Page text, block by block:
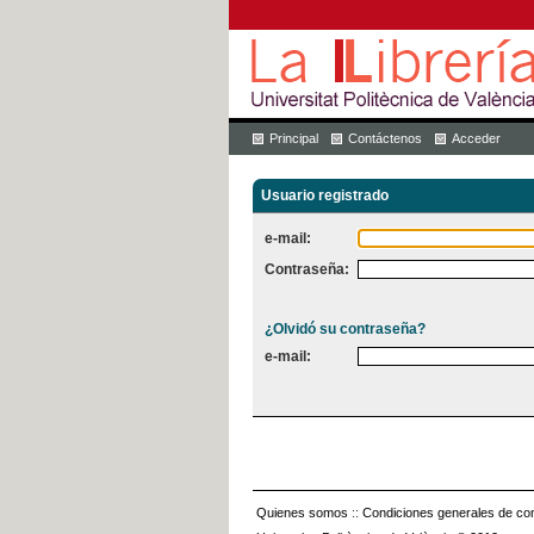
Principal Contáctenos Acceder
Usuario registrado
e-mail:
Contraseña:
¿Olvidó su contraseña?
e-mail:
Quienes somos :: Condiciones generales de